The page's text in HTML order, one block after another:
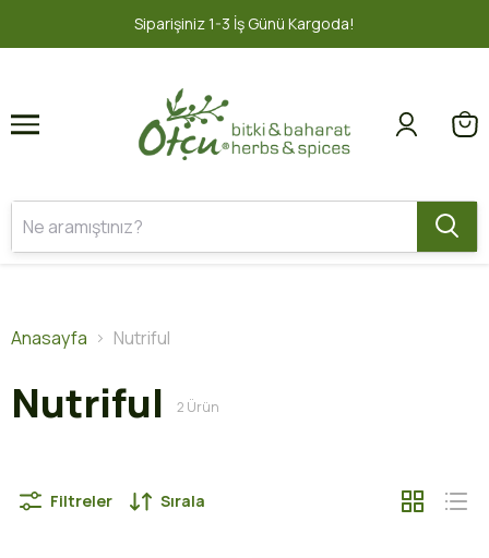
Siparişiniz 1-3 İş Günü Kargoda!
1 2
Anasayfa Nutriful
Nutriful 2 Ürün
Filtreler Sırala